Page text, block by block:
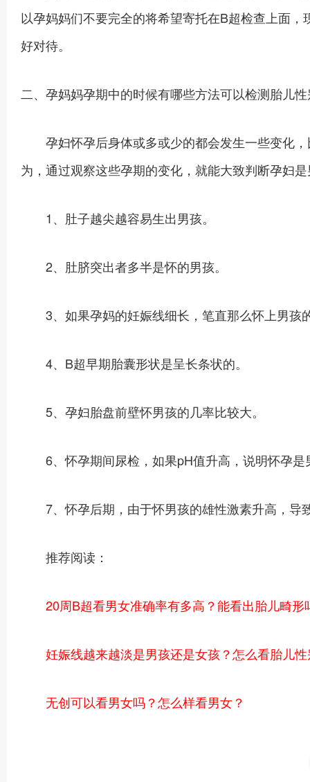
以孕妈妈们不要完全的将希望寄托在B超检查上面
好对待。
二、孕妈妈孕期中的时候有哪些方法可以检测胎儿
孕妇怀孕后身体或多或少的都会发生一些变化，
为，通过观察这些孕期的变化，就能大致判断孕妇
1、肚子越尖越容易生出男孩。
2、肚脐突出者多半是怀的男孩。
3、如果孕妈的妊娠线细长，笔直那么怀上男孩
4、B超早期胎囊形状是呈长条状的。
5、孕妇胎盘前壁怀男孩的几率比较大。
6、怀孕期间尿检，如果pH值升高，说明怀孕是
7、怀孕后期，由于怀男孩的雄性激素升高，导
推荐阅读：
20周B超看男女准确率有多高？能看出胎儿畸形
妊娠线越来越淡是男孩还是女孩？怎么看胎儿
无创可以看男女吗？怎么样看男女？